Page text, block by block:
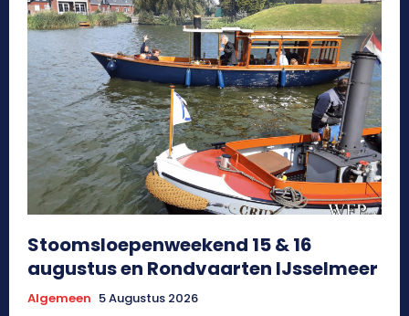
Stoomsloepenweekend 15 & 16
augustus en Rondvaarten IJsselmeer
Algemeen 5 Augustus 2026